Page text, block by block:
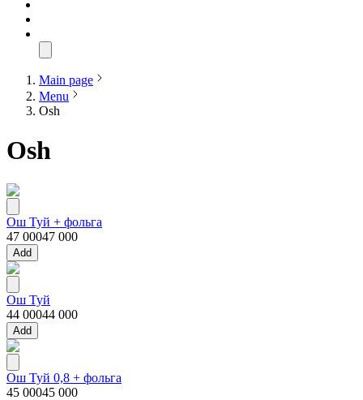
Main page
Menu
Osh
Osh
Ош Туй + фольга
47 00047 000
Add
Ош Туй
44 00044 000
Add
Ош Туй 0,8 + фольга
45 00045 000